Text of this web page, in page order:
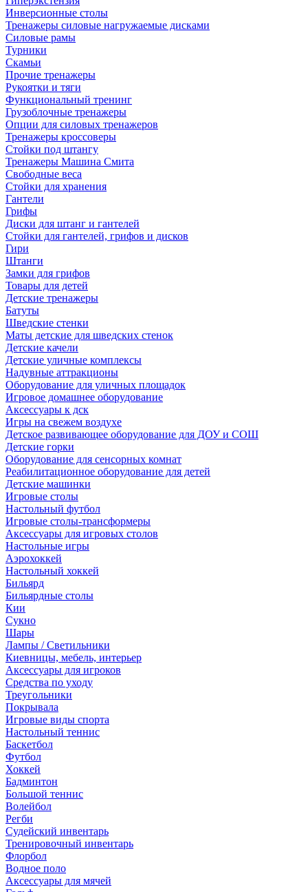
Инверсионные столы
Тренажеры силовые нагружаемые дисками
Силовые рамы
Турники
Скамьи
Прочие тренажеры
Рукоятки и тяги
Функциональный тренинг
Грузоблочные тренажеры
Опции для силовых тренажеров
Тренажеры кроссоверы
Стойки под штангу
Тренажеры Машина Смита
Свободные веса
Стойки для хранения
Гантели
Грифы
Диски для штанг и гантелей
Стойки для гантелей, грифов и дисков
Гири
Штанги
Замки для грифов
Товары для детей
Детские тренажеры
Батуты
Шведские стенки
Маты детские для шведских стенок
Детские качели
Детские уличные комплексы
Надувные аттракционы
Оборудование для уличных площадок
Игровое домашнее оборудование
Аксессуары к дск
Игры на свежем воздухе
Детское развивающее оборудование для ДОУ и СОШ
Детские горки
Оборудование для сенсорных комнат
Реабилитационное оборудование для детей
Детские машинки
Игровые столы
Настольный футбол
Игровые столы-трансформеры
Аксессуары для игровых столов
Настольные игры
Аэрохоккей
Настольный хоккей
Бильярд
Бильярдные столы
Кии
Сукно
Шары
Лампы / Светильники
Киевницы, мебель, интерьер
Аксессуары для игроков
Средства по уходу
Треугольники
Покрывала
Игровые виды спорта
Настольный теннис
Баскетбол
Футбол
Хоккей
Бадминтон
Большой теннис
Волейбол
Регби
Судейский инвентарь
Тренировочный инвентарь
Флорбол
Водное поло
Аксессуары для мячей